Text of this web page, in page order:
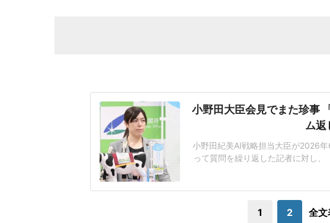
小野田大臣会見でまた珍事
ム返
小野田紀美AI戦略担当大臣が2026
って質問を繰り返した記者に対し
題となっている。人工知能基本計
工知能基本計画の改定素案を決定
日に公開
1 2 全文